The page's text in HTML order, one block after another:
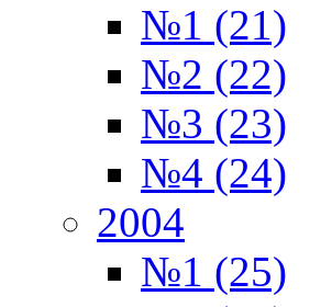
№1 (21)
№2 (22)
№3 (23)
№4 (24)
2004
№1 (25)